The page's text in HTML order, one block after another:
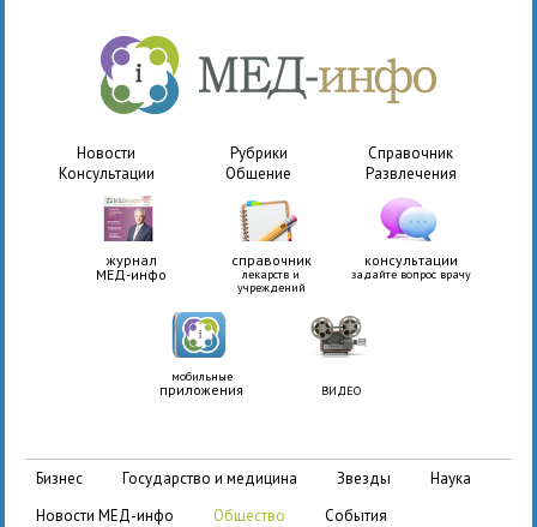
Новости Рубрики
Справочник
Консультации
Общение Развлечения
журнал
МЕД-инфо
справочник
лекарств и
учреждений
консультации
задайте вопрос врачу
мобильные
приложения ВИДЕО
бизнес государство и медицина звезды
наука
новости МЕД-инфо
общество
события